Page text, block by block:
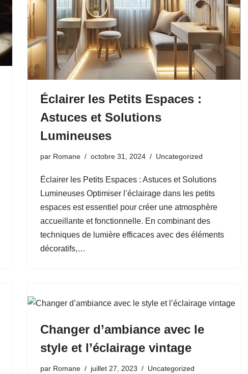
Éclairer les Petits Espaces :
Astuces et Solutions
Lumineuses
par Romane octobre 31, 2024 Uncategorized
Éclairer les Petits Espaces : Astuces et Solutions
Lumineuses Optimiser l’éclairage dans les petits
espaces est essentiel pour créer une atmosphère
accueillante et fonctionnelle. En combinant des
techniques de lumière efficaces avec des éléments
décoratifs,…
Changer d’ambiance avec le
style et l’éclairage vintage
par Romane juillet 27, 2023 Uncategorized